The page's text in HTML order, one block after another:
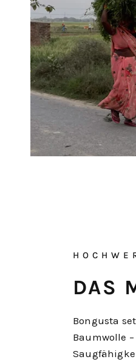
DAS
Bongusta
Baumwolle